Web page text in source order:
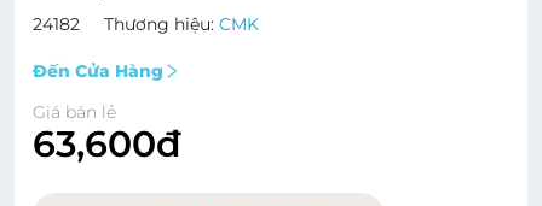
24182 Thương hiệu: CMK
Đến Cửa Hàng
Giá bán lẻ
63,600đ